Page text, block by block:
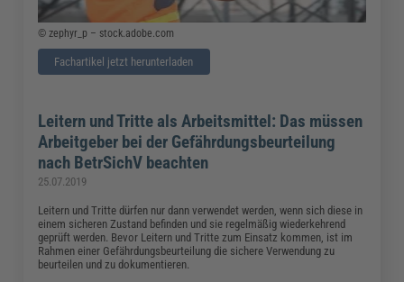
© zephyr_p – stock.adobe.com
Fachartikel jetzt herunterladen
Leitern und Tritte als Arbeitsmittel: Das müssen
Arbeitgeber bei der Gefährdungsbeurteilung
nach BetrSichV beachten
25.07.2019
Leitern und Tritte dürfen nur dann verwendet werden, wenn sich diese in
einem sicheren Zustand befinden und sie regelmäßig wiederkehrend
geprüft werden. Bevor Leitern und Tritte zum Einsatz kommen, ist im
Rahmen einer Gefährdungsbeurteilung die sichere Verwendung zu
beurteilen und zu dokumentieren.